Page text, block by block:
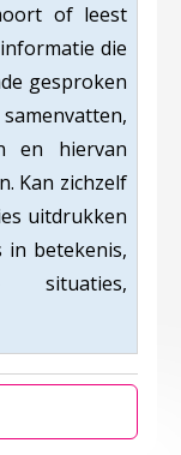
of leest
die
gesproken
en hiervan
Kan zichzelf
uitdrukken
in betekenis,
situaties,